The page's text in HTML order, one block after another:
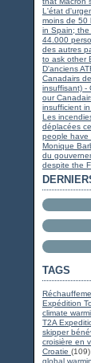
L'état
moins de 50
in Spain; the
44.000
des autres
to ask other
D'anciens
Canadairs
insuffisant) -
our
insufficient
Les
déplacées
people have
Monique
du
despite the
TAGS
Expédition
climate
T2A
skipper
croisière en
Croatie (109)
global